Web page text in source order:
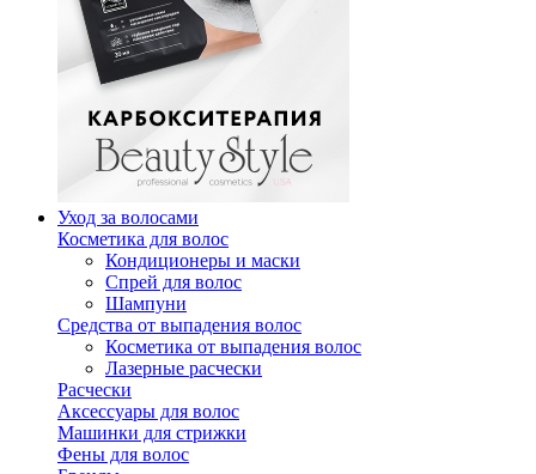
Уход за волосами
Косметика для волос
Кондиционеры и маски
Спрей для волос
Шампуни
Средства от выпадения волос
Косметика от выпадения волос
Лазерные расчески
Расчески
Аксессуары для волос
Машинки для стрижки
Фены для волос